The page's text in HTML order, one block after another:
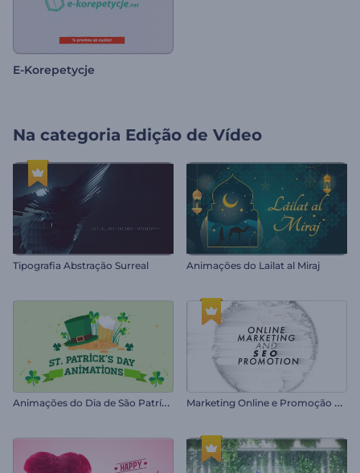
E-Korepetycje
Na categoria Edição de Vídeo
Tipografia Abstração Surreal Animações do Lailat al Miraj
A
nimações do Dia de São Patrício M
arketing Online e Promoção SEO